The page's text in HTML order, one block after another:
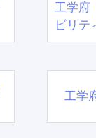
工学府
ビリテ
工学